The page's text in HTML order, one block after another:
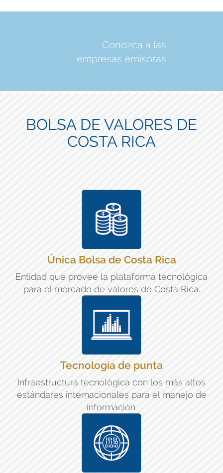
Conozca a las
empresas emisoras
BOLSA DE VALORES DE
COSTA RICA
Única Bolsa de Costa Rica
Entidad que provee la plataforma tecnológica
para el mercado de valores de Costa Rica.
Tecnología de punta
Infraestructura tecnológica con los más altos
estándares internacionales para el manejo de
información.